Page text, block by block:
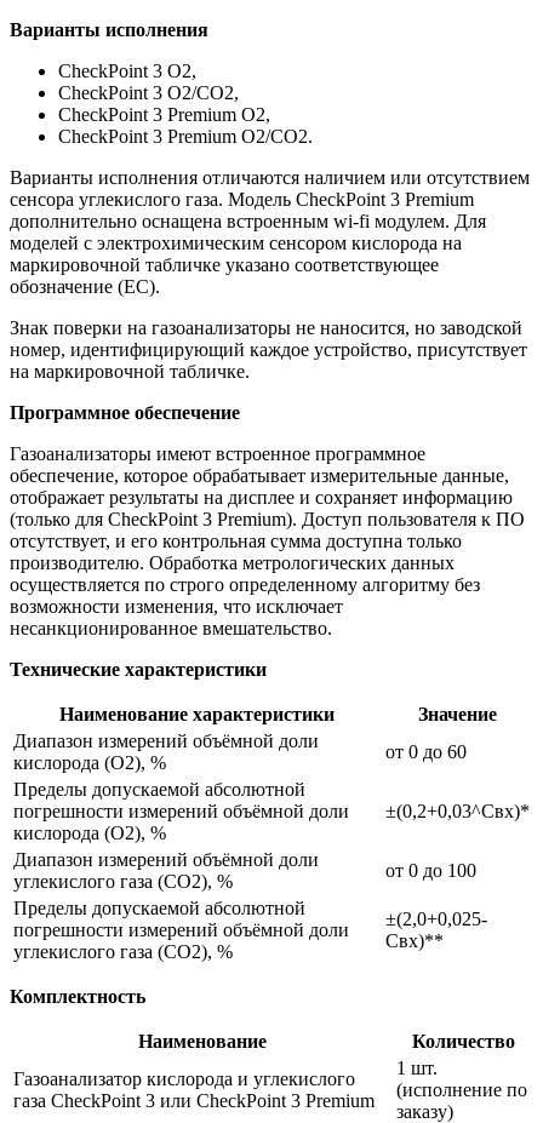
Варианты исполнения
CheckPoint 3 О2,
CheckPoint 3 О2/СО2,
CheckPoint 3 Premium О2,
CheckPoint 3 Premium О2/СО2.
Варианты исполнения отличаются наличием или отсутствием
сенсора углекислого газа. Модель CheckPoint 3 Premium
дополнительно оснащена встроенным wi-fi модулем. Для
моделей с электрохимическим сенсором кислорода на
маркировочной табличке указано соответствующее
обозначение (ЕС).
Знак поверки на газоанализаторы не наносится, но заводской
номер, идентифицирующий каждое устройство, присутствует
на маркировочной табличке.
Программное обеспечение
Газоанализаторы имеют встроенное программное
обеспечение, которое обрабатывает измерительные данные,
отображает результаты на дисплее и сохраняет информацию
(только для CheckPoint 3 Premium). Доступ пользователя к ПО
отсутствует, и его контрольная сумма доступна только
производителю. Обработка метрологических данных
осуществляется по строго определенному алгоритму без
возможности изменения, что исключает
несанкционированное вмешательство.
Технические характеристики
Наименование характеристики
Значение
Диапазон измерений объёмной доли
кислорода (О2), %
от 0 до 60
Пределы допускаемой абсолютной
погрешности измерений объёмной доли
кислорода (О2), %
±(0,2+0,03^Свх)*
Диапазон измерений объёмной доли
углекислого газа (СО2), %
от 0 до 100
Пределы допускаемой абсолютной
погрешности измерений объёмной доли
углекислого газа (СО2), %
±(2,0+0,025-
Свх)**
Комплектность
Наименование
Количество
Газоанализатор кислорода и углекислого
газа CheckPoint 3 или CheckPoint 3 Premium
1 шт.
(исполнение по
заказу)